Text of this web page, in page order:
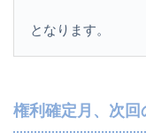
となります。
権利確定月、次回